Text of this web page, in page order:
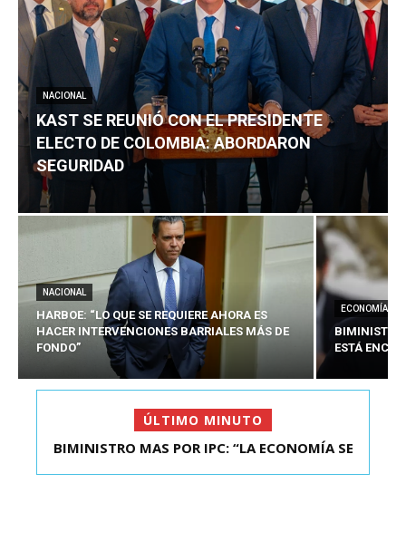
NACIONAL
KAST SE REUNIÓ CON EL PRESIDENTE
ELECTO DE COLOMBIA: ABORDARON
SEGURIDAD
NACIONAL
HARBOE: “LO QUE SE REQUIERE AHORA ES
HACER INTERVENCIONES BARRIALES MÁS DE
FONDO”
ECONOMÍA
BIMINISTRO
ESTÁ
ÚLTIMO MINUTO
KAST SE REUNIÓ CON EL PRESIDENTE ELECTO DE
BIMINISTRO MAS POR IPC: “LA ECONOMÍA SE